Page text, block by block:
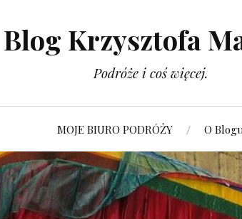
Blog Krzysztofa
Podróże i coś więcej.
MOJE BIURO PODRÓŻY O